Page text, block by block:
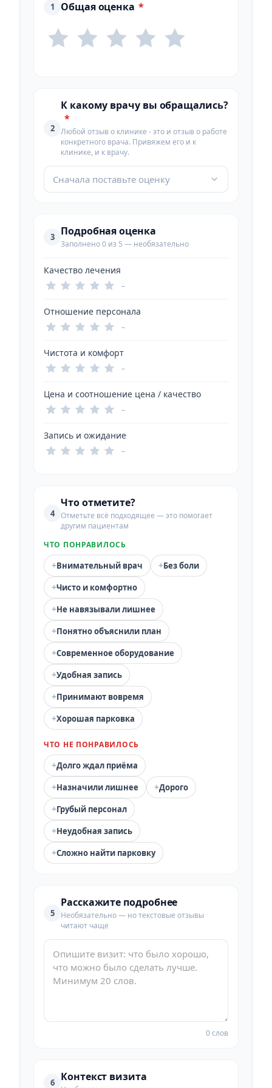
1 Общая оценка *
2
К какому врачу вы обращались?
*
Любой отзыв о клинике - это и отзыв о работе
конкретного врача. Привяжем его и к
клинике, и к врачу.
Сначала поставьте оценку
3 Подробная оценка
Заполнено 0 из 5 — необязательно
Качество лечения
–
Отношение персонала
–
Чистота и комфорт
–
Цена и соотношение цена / качество
–
Запись и ожидание
–
4
Что отметите?
Отметьте всё подходящее — это помогает
другим пациентам
ЧТО ПОНРАВИЛОСЬ
+Внимательный врач +Без боли
+Чисто и комфортно
+Не навязывали лишнее
+Понятно объяснили план
+Современное оборудование
+Удобная запись
+Принимают вовремя
+Хорошая парковка
ЧТО НЕ ПОНРАВИЛОСЬ
+Долго ждал приёма
+Назначили лишнее +Дорого
+Грубый персонал
+Неудобная запись
+Сложно найти парковку
5
Расскажите подробнее
Необязательно — но текстовые отзывы
читают чаще
0 слов
6 Контекст визита